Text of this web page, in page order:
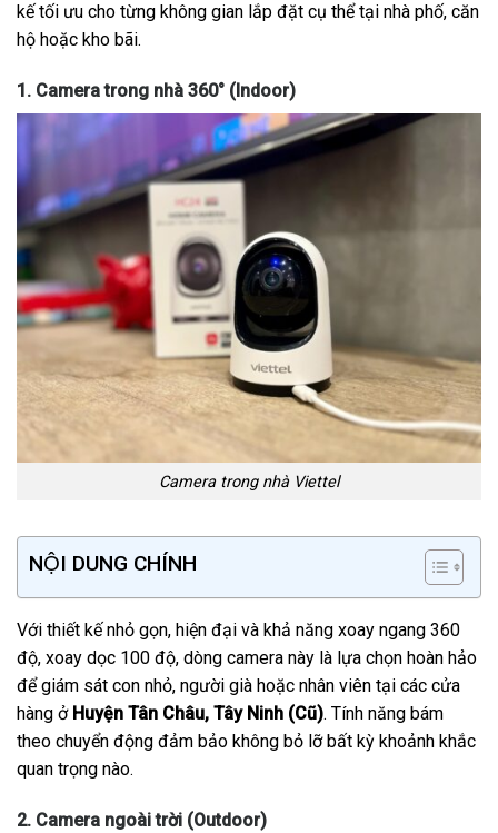
kế tối ưu cho từng không gian lắp đặt cụ thể tại nhà phố, căn
hộ hoặc kho bãi.
1. Camera trong nhà 360° (Indoor)
Camera trong nhà Viettel
NỘI DUNG CHÍNH
Với thiết kế nhỏ gọn, hiện đại và khả năng xoay ngang 360
độ, xoay dọc 100 độ, dòng camera này là lựa chọn hoàn hảo
để giám sát con nhỏ, người già hoặc nhân viên tại các cửa
hàng ở Huyện Tân Châu, Tây Ninh (Cũ). Tính năng bám
theo chuyển động đảm bảo không bỏ lỡ bất kỳ khoảnh khắc
quan trọng nào.
2. Camera ngoài trời (Outdoor)